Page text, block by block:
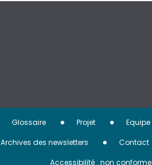
Glossaire Projet Equipe
Archives des newsletters Contact
Accessibilité : non conforme